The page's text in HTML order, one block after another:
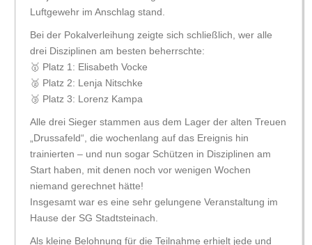
Luftgewehr im Anschlag stand.
Bei der Pokalverleihung zeigte sich schließlich, wer alle
drei Disziplinen am besten beherrschte:
🥇 Platz 1: Elisabeth Vocke
🥈 Platz 2: Lenja Nitschke
🥉 Platz 3: Lorenz Kampa
Alle drei Sieger stammen aus dem Lager der alten Treuen
„Drussafeld“, die wochenlang auf das Ereignis hin
trainierten – und nun sogar Schützen in Disziplinen am
Start haben, mit denen noch vor wenigen Wochen
niemand gerechnet hätte!
Insgesamt war es eine sehr gelungene Veranstaltung im
Hause der SG Stadtsteinach.
Als kleine Belohnung für die Teilnahme erhielt jede und